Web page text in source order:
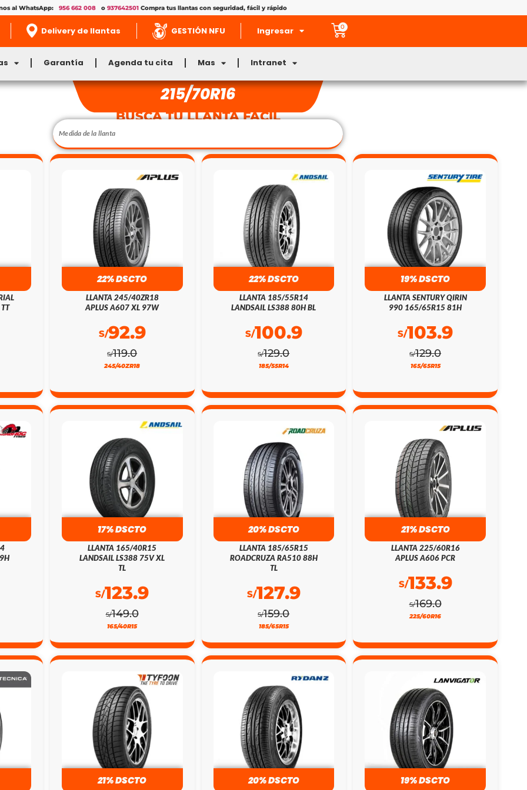
al WhatsApp: 956 662 008 o 937642501 Compra tus llantas con seguridad, fácil y rápido
Delivery de llantas GESTIÓN NFU Ingresar 0
Garantía Agenda tu cita Mas Intranet
215/70R16
BUSCA TU LLANTA FÁCIL
22% DSCTO
LLANTA 245/40ZR18
APLUS A607 XL 97W
S/119.0
S/92.9
245/40ZR18
22% DSCTO
LLANTA 185/55R14
LANDSAIL LS388 80H BL
S/129.0
S/100.9
185/55R14
19% DSCTO
LLANTA SENTURY QIRIN
990 165/65R15 81H
S/129.0
S/103.9
165/65R15
17% DSCTO
LLANTA 165/40R15
LANDSAIL LS388 75V XL
TL
S/149.0
S/123.9
165/40R15
20% DSCTO
LLANTA 185/65R15
ROADCRUZA RA510 88H
TL
S/159.0
S/127.9
185/65R15
21% DSCTO
LLANTA 225/60R16
APLUS A606 PCR
S/169.0
S/133.9
225/60R16
21% DSCTO 20% DSCTO 19% DSCTO